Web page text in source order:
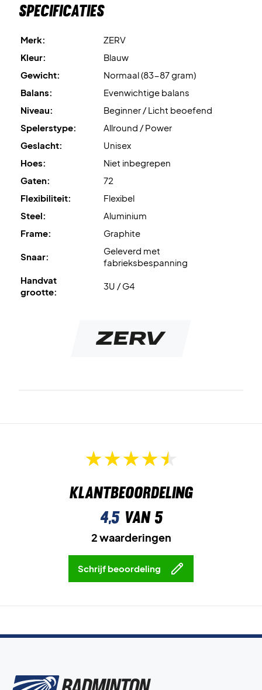
Specificaties
Merk:
ZERV
Kleur:
Blauw
Gewicht:
Normaal (83-87 gram)
Balans:
Evenwichtige balans
Niveau:
Beginner / Licht beoefend
Spelerstype:
Allround / Power
Geslacht:
Unisex
Hoes:
Niet inbegrepen
Gaten:
72
Flexibiliteit:
Flexibel
Steel:
Aluminium
Frame:
Graphite
Snaar:
Geleverd met
fabrieksbespanning
Handvat
grootte:
3U / G4
Klantbeoordeling
4,5van 5
2 waarderingen
Schrijf beoordeling